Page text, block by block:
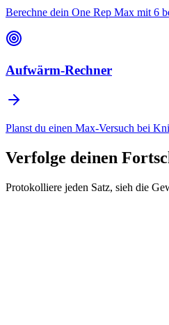
Berechne dein One Rep Max mit 6
Aufwärm-Rechner
Planst du einen Max-Versuch bei
Verfolge deinen
Protokolliere jeden Satz, sieh die